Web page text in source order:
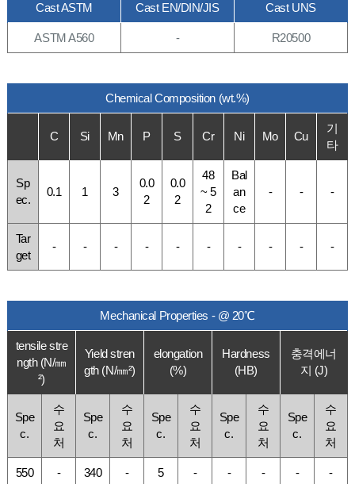
Cast ASTM Cast EN/DIN/JIS Cast UNS
ASTM A560 - R20500
Chemical Composition (wt.%)
C Si Mn P S Cr Ni Mo Cu
기
타
Sp
ec.
0.1 1 3
0.0
2
0.0
2
48
~ 5
2
Bal
an
ce
- - -
Tar
get
- - - - - - - - - -
Mechanical Properties - @ 20℃
tensile stre
ngth (N/㎜
²)
Yield stren
gth (N/㎜²)
elongation
(%)
Hardness
(HB)
충격에너
지 (J)
Spe
c.
수
요
처
Spe
c.
수
요
처
Spe
c.
수
요
처
Spe
c.
수
요
처
Spe
c.
수
요
처
550 - 340 - 5 - - - - -